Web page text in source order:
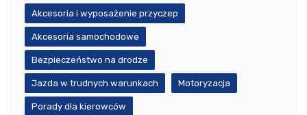
Akcesoria i wyposażenie przyczep
Akcesoria samochodowe
Bezpieczeństwo na drodze
Jazda w trudnych warunkach Motoryzacja
Porady dla kierowców